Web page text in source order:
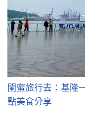
閨蜜旅行去：基隆
點美食分享